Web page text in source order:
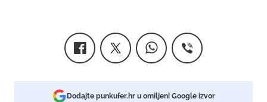
Dodajte punkufer.hr u omiljeni Google izvor